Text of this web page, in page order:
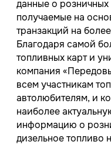
данные о розничных
получаемые на
транзакций на
Благодаря самой
топливных карт и
компания
всем участникам
автолюбителям, и
наиболее
информацию о
дизельное топливо